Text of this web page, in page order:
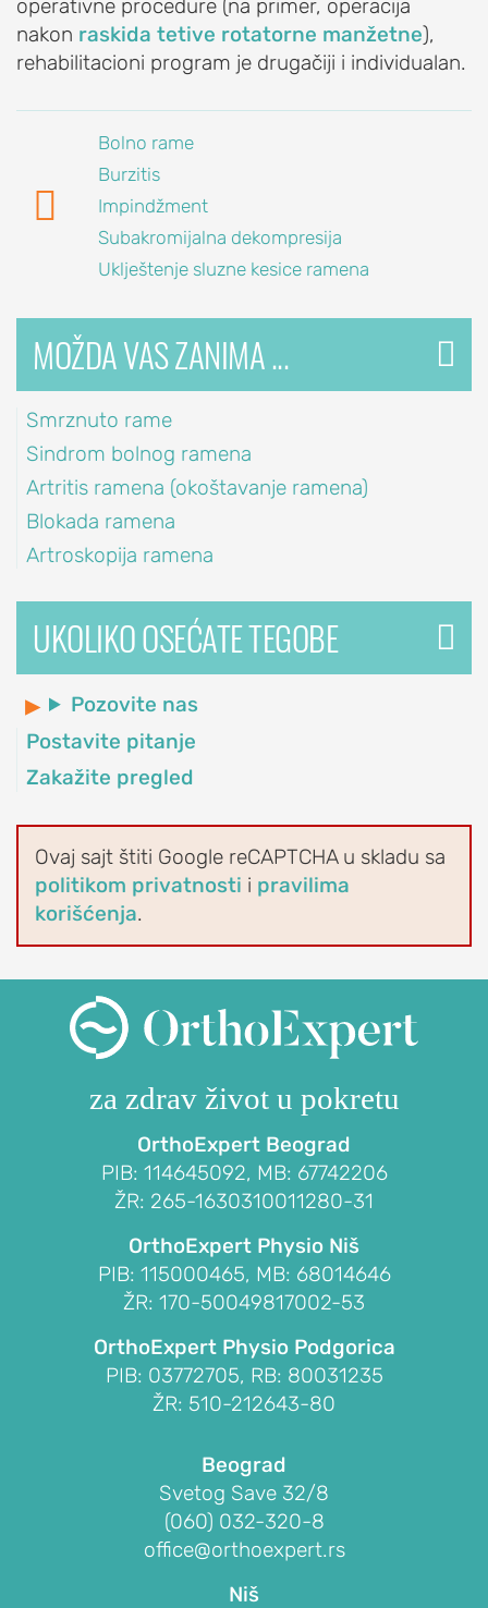
Iritacija
akromioklavikularnog
Iščašenje
akromioklavikularnog
zgloba
Poremećaji
lopatice:
nestabilna
krilata
lopatica
PROCEDURE
ZA
LEČENJE
RAMENA
Blokada
ramena
Reparacija
rotatorne
manžetne
ramena
Veštačko
(proteza
ramena)
Stabilizacija
ramena
(Bankart
operacija)
Subakromijalna
dekompresija
LAKAT
POVREDE
OBOLJENJA
Prelom
glave
radijusa
operativne procedure (na primer, operacija
nakon raskida tetive rotatorne manžetne),
rehabilitacioni program je drugačiji i individualan.

Bolno rame
Burzitis
Impindžment
Subakromijalna dekompresija
Uklještenje sluzne kesice ramena
MOŽDA VAS ZANIMA ...
Smrznuto rame
Sindrom bolnog ramena
Artritis ramena (okoštavanje ramena)
Blokada ramena
Artroskopija ramena
UKOLIKO OSEĆATE TEGOBE
Pozovite nas
Postavite pitanje
Zakažite pregled
Ovaj sajt štiti Google reCAPTCHA u skladu sa
politikom privatnosti i pravilima
korišćenja.
za zdrav život u pokretu
OrthoExpert Beograd
PIB: 114645092, MB: 67742206
ŽR: 265-1630310011280-31
OrthoExpert Physio Niš
PIB: 115000465, MB: 68014646
ŽR: 170-50049817002-53
OrthoExpert Physio Podgorica
PIB: 03772705, RB: 80031235
ŽR: 510-212643-80
Beograd
Svetog Save 32/8
(060) 032-320-8
office@orthoexpert.rs
Niš